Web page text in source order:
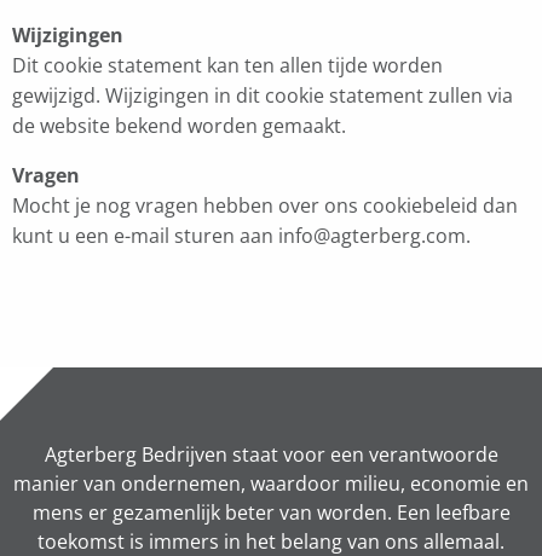
Wijzigingen
Dit cookie statement kan ten allen tijde worden
gewijzigd. Wijzigingen in dit cookie statement zullen via
de website bekend worden gemaakt.
Vragen
Mocht je nog vragen hebben over ons cookiebeleid dan
kunt u een e-mail sturen aan info@agterberg.com.
Agterberg Bedrijven staat voor een verantwoorde
manier van ondernemen, waardoor milieu, economie en
mens er gezamenlijk beter van worden. Een leefbare
toekomst is immers in het belang van ons allemaal.